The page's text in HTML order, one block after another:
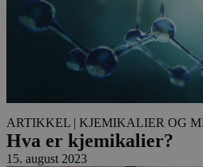
ARTIKKEL | KJEMIKALIER OG
Hva er kjemikalier?
15. august 2023